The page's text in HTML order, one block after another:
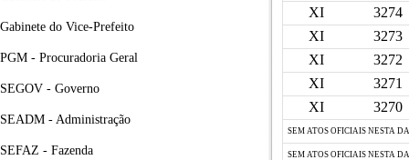
Gabinete do Vice-Prefeito
PGM - Procuradoria Geral
SEGOV - Governo
SEADM - Administração
SEFAZ - Fazenda
XI
3274
XI
3273
XI
3272
XI
3271
XI
3270
SEM ATOS OFICIAIS NESTA
SEM ATOS OFICIAIS NESTA